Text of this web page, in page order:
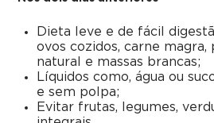
Dieta leve e de fácil
ovos cozidos, carne magra,
natural e massas brancas;
Líquidos como, água ou
e sem polpa;
Evitar frutas, legumes,